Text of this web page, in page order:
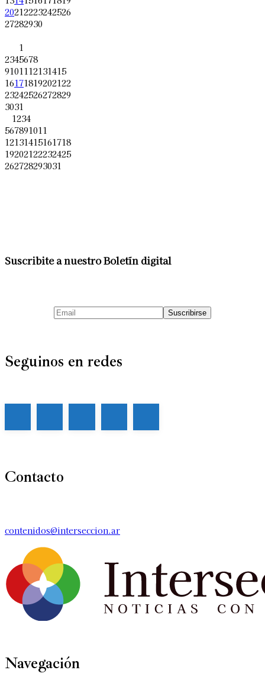
20212223242526
27282930
1
2345678
9101112131415
16171819202122
23242526272829
3031
1234
567891011
12131415161718
19202122232425
262728293031
Suscribite a nuestro Boletín digital
Seguinos en redes
Contacto
contenidos@interseccion.ar
Navegación